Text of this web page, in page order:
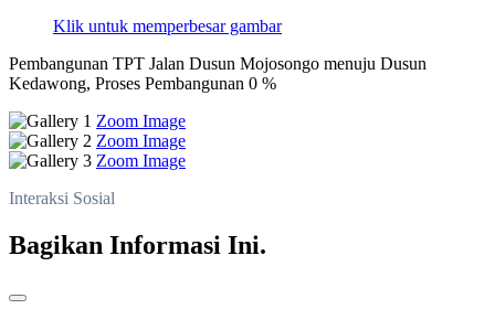
Klik untuk memperbesar gambar
Pembangunan TPT Jalan Dusun Mojosongo menuju Dusun
Kedawong, Proses Pembangunan 0 %
Zoom Image
Zoom Image
Zoom Image
Interaksi Sosial
Bagikan Informasi Ini.